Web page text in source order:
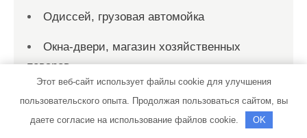
Одиссей, грузовая автомойка
Окна-двери, магазин хозяйственных
товаров
Омск-Лада, официальный дилер LADA
ООО Ротор
Этот веб-сайт использует файлы cookie для улучшения
пользовательского опыта. Продолжая пользоваться сайтом, вы
даете согласие на использование файлов cookie.
OK